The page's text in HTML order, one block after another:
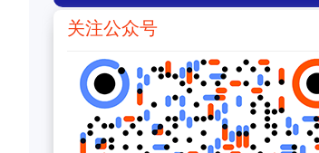
推荐阅读
以太太乐为中心，帮
内部组织效率 ...
关注公众号